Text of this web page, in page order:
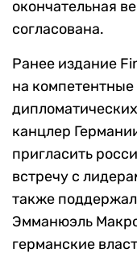
окончательная
согласована.
Ранее издание
на
канцлер
пригласить
встречу с
также
Эмманюэль
германские